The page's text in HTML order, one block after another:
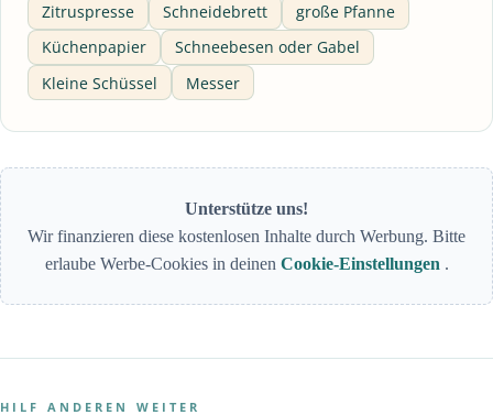
Zitruspresse Schneidebrett
große Pfanne
Küchenpapier
Schneebesen oder Gabel
Kleine Schüssel
Messer
Unterstütze uns!
Wir finanzieren diese kostenlosen Inhalte durch Werbung. Bitte
erlaube Werbe-Cookies in deinen Cookie-Einstellungen .
HILF ANDEREN WEITER